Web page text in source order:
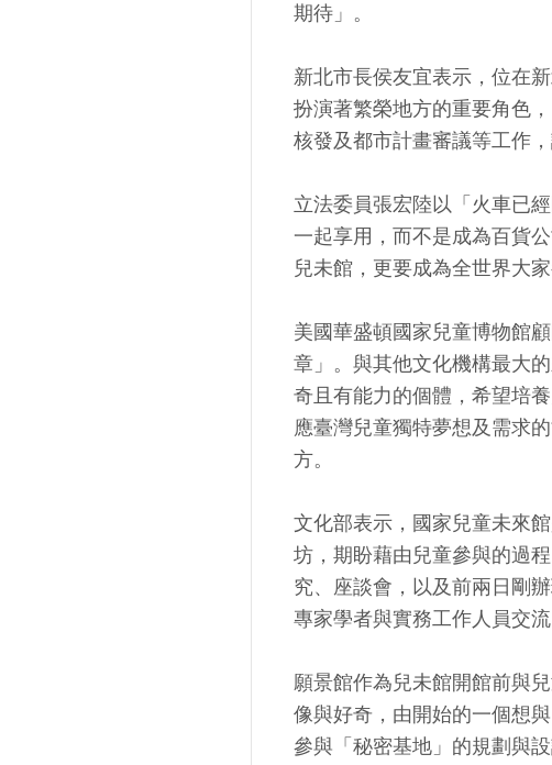
期待」。
新北市長侯友宜表示，位在
扮演著繁榮地方的重要角色
核發及都市計畫審議等工作
立法委員張宏陸以「火車已
一起享用，而不是成為百貨
兒未館，更要成為全世界大
美國華盛頓國家兒童博物館
章」。與其他文化機構最大
奇且有能力的個體，希望培
應臺灣兒童獨特夢想及需求
方。
文化部表示，國家兒童未來
坊，期盼藉由兒童參與的過
究、座談會，以及前兩日剛
專家學者與實務工作人員交
願景館作為兒未館開館前與
像與好奇，由開始的一個想
參與「秘密基地」的規劃與